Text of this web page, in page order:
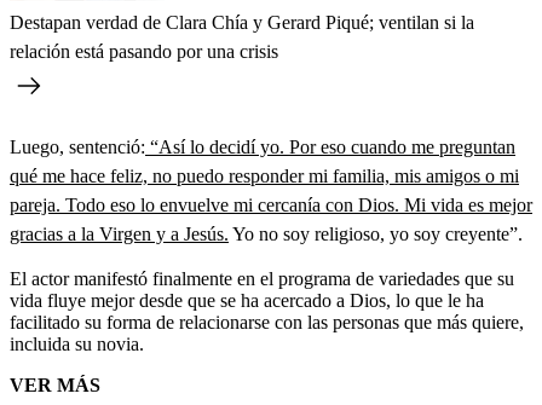
Destapan verdad de Clara Chía y Gerard Piqué; ventilan si la
relación está pasando por una crisis
Luego, sentenció: “Así lo decidí yo. Por eso cuando me preguntan
qué me hace feliz, no puedo responder mi familia, mis amigos o mi
pareja. Todo eso lo envuelve mi cercanía con Dios. Mi vida es mejor
gracias a la Virgen y a Jesús. Yo no soy religioso, yo soy creyente”.
El actor manifestó finalmente en el programa de variedades que su
vida fluye mejor desde que se ha acercado a Dios, lo que le ha
facilitado su forma de relacionarse con las personas que más quiere,
incluida su novia.
VER MÁS